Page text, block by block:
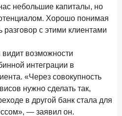
небольшие капиталы, но
Хорошо понимая
разговор с этими клиентами
видит возможности
интеграции в
«Через совокупность
нужно сделать так,
в другой банк стала для
— заявил он.